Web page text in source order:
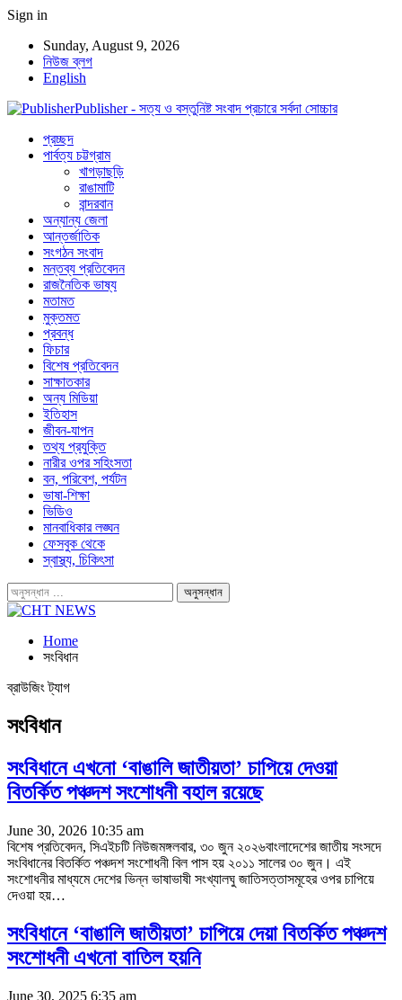
Sign in
Sunday, August 9, 2026
নিউজ ব্লগ
English
Publisher - সত্য ও বস্তুনিষ্ট সংবাদ প্রচারে সর্বদা সোচ্চার
প্রচ্ছদ
পার্বত্য চট্টগ্রাম
খাগড়াছড়ি
রাঙামাটি
বান্দরবান
অন্যান্য জেলা
আন্তর্জাতিক
সংগঠন সংবাদ
মন্তব্য প্রতিবেদন
রাজনৈতিক ভাষ্য
মতামত
মুক্তমত
প্রবন্ধ
ফিচার
বিশেষ প্রতিবেদন
সাক্ষাতকার
অন্য মিডিয়া
ইতিহাস
জীবন-যাপন
তথ্য প্রযুক্তি
নারীর ওপর সহিংসতা
বন, পরিবেশ, পর্যটন
ভাষা-শিক্ষা
ভিডিও
মানবাধিকার লঙ্ঘন
ফেসবুক থেকে
স্বাস্থ্য, চিকিৎসা
Home
সংবিধান
ব্রাউজিং ট্যাগ
সংবিধান
সংবিধানে এখনো ‘বাঙালি জাতীয়তা’ চাপিয়ে দেওয়া
বিতর্কিত পঞ্চদশ সংশোধনী বহাল রয়েছে
June 30, 2026 10:35 am
বিশেষ প্রতিবেদন, সিএইচটি নিউজমঙ্গলবার, ৩০ জুন ২০২৬বাংলাদেশের জাতীয় সংসদে
সংবিধানের বিতর্কিত পঞ্চদশ সংশোধনী বিল পাস হয় ২০১১ সালের ৩০ জুন। এই
সংশোধনীর মাধ্যমে দেশের ভিন্ন ভাষাভাষী সংখ্যালঘু জাতিসত্তাসমূহের ওপর চাপিয়ে
দেওয়া হয়…
সংবিধানে ‘বাঙালি জাতীয়তা’ চাপিয়ে দেয়া বিতর্কিত পঞ্চদশ
সংশোধনী এখনো বাতিল হয়নি
June 30, 2025 6:35 am